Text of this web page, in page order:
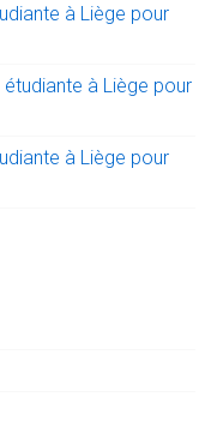
à Liège pour
à Liège pour
à Liège pour